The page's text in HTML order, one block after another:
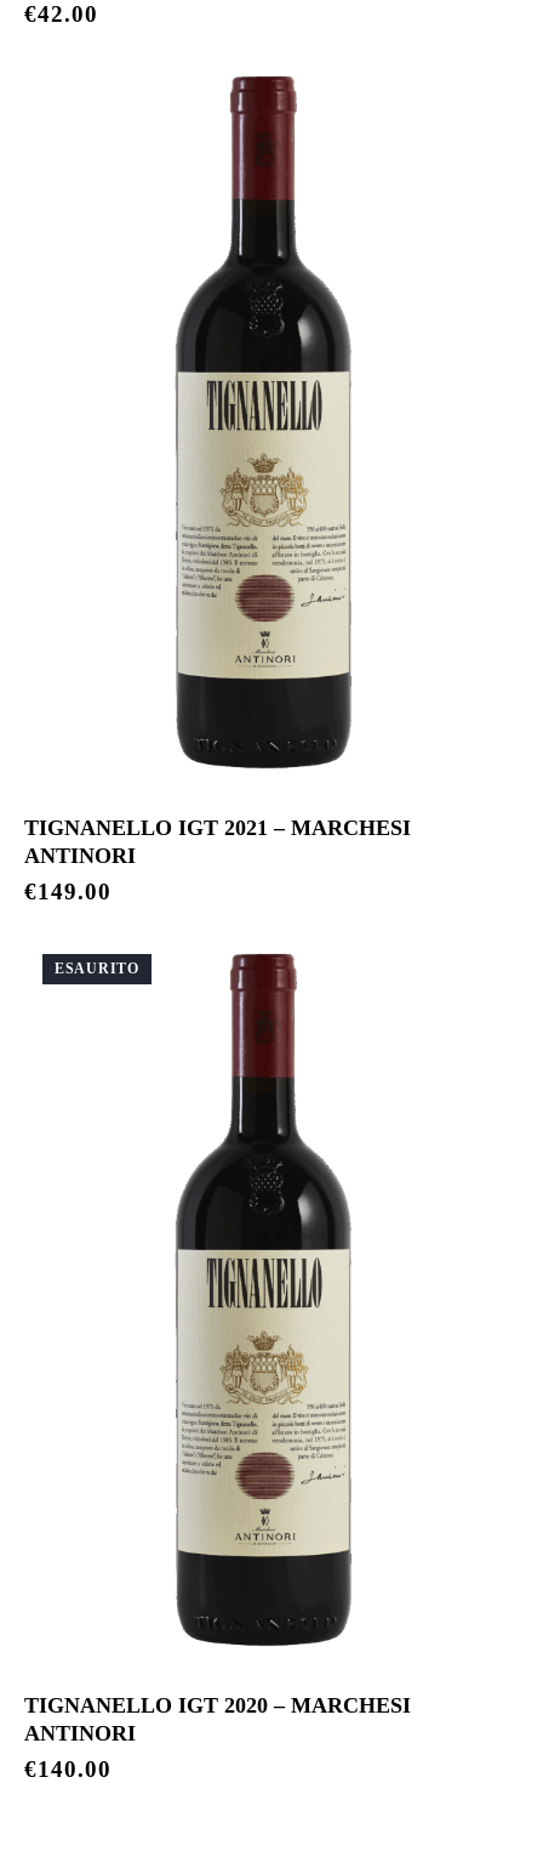
€42.00
TIGNANELLO IGT 2021 – MARCHESI
ANTINORI
€149.00
ESAURITO
TIGNANELLO IGT 2020 – MARCHESI
ANTINORI
€140.00